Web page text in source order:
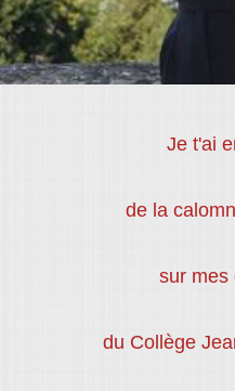
Je t'ai
de la
sur mes
du Collège